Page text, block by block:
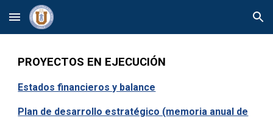
Skip to main content Skip to navigation
PROYECTOS EN EJECUCIÓN
Estados financieros y balance
Plan de desarrollo estratégico (memoria anual de